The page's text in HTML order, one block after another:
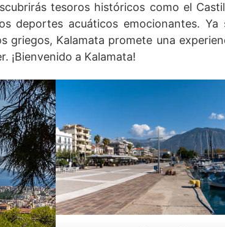
tesoros históricos como el
deportes acuáticos emocionantes. Ya
Kalamata promete una
¡Bienvenido a Kalamata!